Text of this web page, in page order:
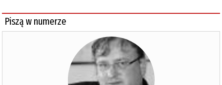
Piszą w numerze